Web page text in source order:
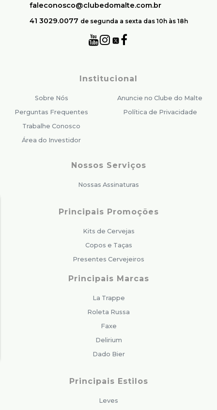
faleconosco@clubedomalte.com.br
41 3029.0077 de segunda a sexta das 10h às 18h
Institucional
Sobre Nós
Perguntas Frequentes
Trabalhe Conosco
Área do Investidor
Anuncie no Clube do Malte
Política de Privacidade
Nossos Serviços
Nossas Assinaturas
Principais Promoções
Kits de Cervejas
Copos e Taças
Presentes Cervejeiros
Principais Marcas
La Trappe
Roleta Russa
Faxe
Delirium
Dado Bier
Principais Estilos
Leves